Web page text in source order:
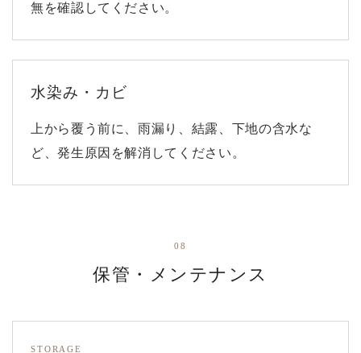
無を確認してください。
水染み・カビ
上から覆う前に、雨漏り、結露、下地の含水な
ど、発生原因を解消してください。
08
保管・メンテナンス
STORAGE